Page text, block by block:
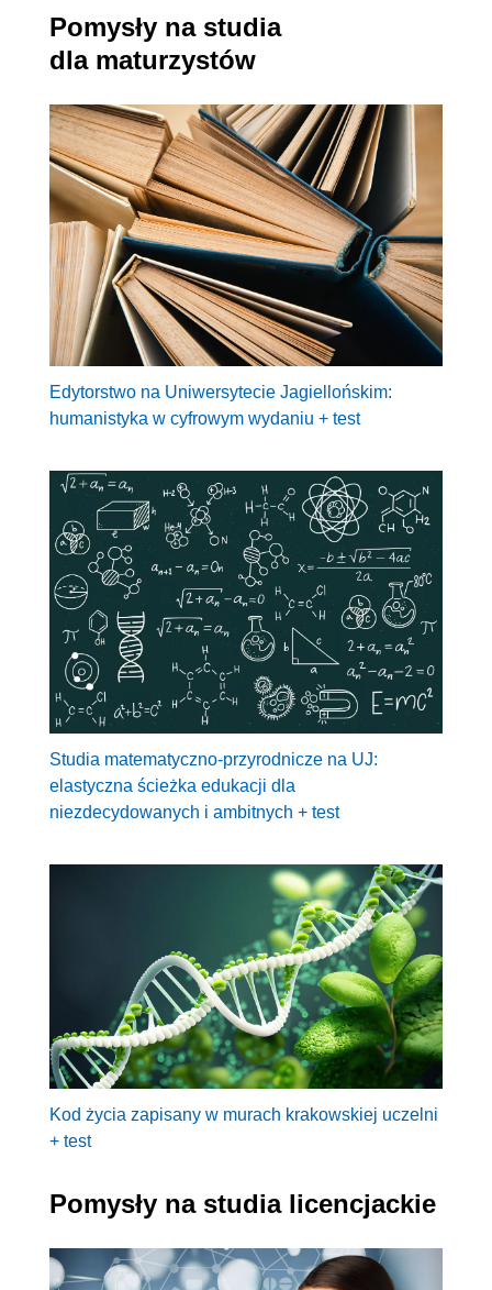
Pomysły na studia
dla maturzystów
Edytorstwo na Uniwersytecie Jagiellońskim:
humanistyka w cyfrowym wydaniu + test
Studia matematyczno-przyrodnicze na UJ:
elastyczna ścieżka edukacji dla
niezdecydowanych i ambitnych + test
Kod życia zapisany w murach krakowskiej uczelni
+ test
Pomysły na studia licencjackie